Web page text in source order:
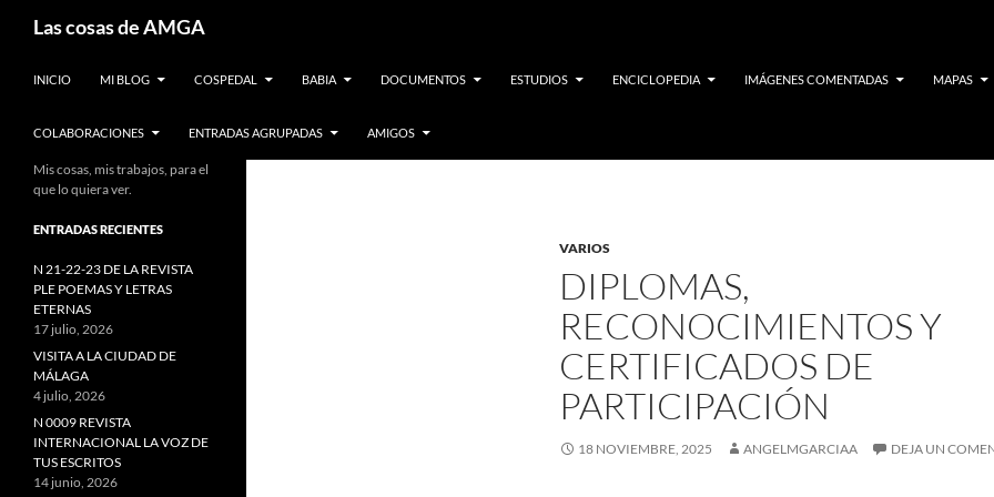
Las cosas de AMGA
INICIO MI BLOG COSPEDAL BABIA DOCUMENTOS ESTUDIOS ENCICLOPEDIA IMÁGENES COMENTADAS MAPAS
COLABORACIONES ENTRADAS AGRUPADAS AMIGOS
VARIOS
DIPLOMAS,
RECONOCIMIENTOS Y
CERTIFICADOS DE
PARTICIPACIÓN
18 NOVIEMBRE, 2025 ANGELMGARCIAA DEJA UN
Mis cosas, mis trabajos, para el
que lo quiera ver.
ENTRADAS RECIENTES
N 21-22-23 DE LA REVISTA
PLE POEMAS Y LETRAS
ETERNAS
17 julio, 2026
VISITA A LA CIUDAD DE
MÁLAGA
4 julio, 2026
N 0009 REVISTA
INTERNACIONAL LA VOZ DE
TUS ESCRITOS
14 junio, 2026